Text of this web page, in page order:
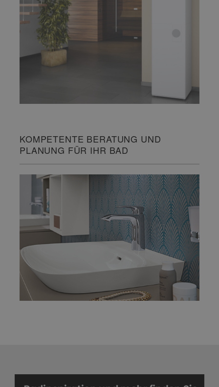
KOMPETENTE BERATUNG UND
PLANUNG FÜR IHR BAD